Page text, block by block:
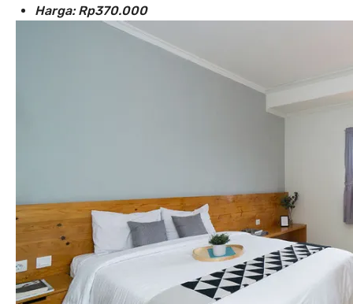
Harga: Rp370.000